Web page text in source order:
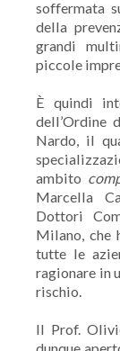
soffermata
della
grandi
piccole
È quindi
dell’Ordine
Nardo, il
ambito
Marcella
Dottori
Milano, che
tutte le
ragionare in
rischio.
Il Prof.